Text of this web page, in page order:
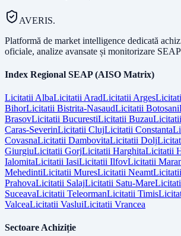
AVERIS.
Platformă de market intelligence dedicată
oficiale, analize avansate și monitorizare
Index Regional SEAP (AISO Matrix)
Licitatii AlbaLicitatii AradLicitatii Arges
BihorLicitatii Bistrita-NasaudLicitatii Botosani
BrasovLicitatii BucurestiLicitatii BuzauLicitatii
Caras-SeverinLicitatii ClujLicitatii Constanta
CovasnaLicitatii DambovitaLicitatii Dolj
GiurgiuLicitatii GorjLicitatii HarghitaLicitatii
IalomitaLicitatii IasiLicitatii IlfovLicitatii
MehedintiLicitatii MuresLicitatii NeamtLicitatii
PrahovaLicitatii SalajLicitatii Satu-Mare
SuceavaLicitatii TeleormanLicitatii Timis
ValceaLicitatii VasluiLicitatii Vrancea
Sectoare Achiziție